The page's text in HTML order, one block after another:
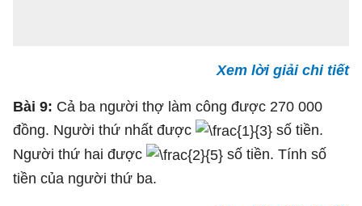
Xem lời giải chi tiết
Bài 9: Cả ba người thợ làm công được 270 000
đồng. Người thứ nhất được
số tiền.
Người thứ hai được
số tiền. Tính số
tiền của người thứ ba.